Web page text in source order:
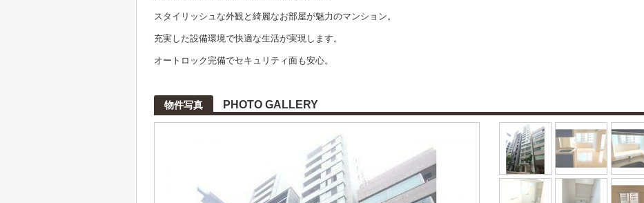
スタイリッシュな外観と綺麗なお部屋が魅力のマンション。
充実した設備環境で快適な生活が実現します。
オートロック完備でセキュリティ面も安心。
物件写真 PHOTO GALLERY